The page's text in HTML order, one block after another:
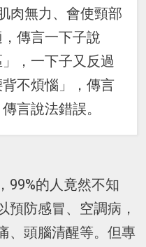
肉無力、會使頸部
傳言一下子說
」，一下子又反過
不煩惱」，傳言
言說法錯誤。
99%的人竟然不知
預防感冒、空調病，
、頭腦清醒等。但專